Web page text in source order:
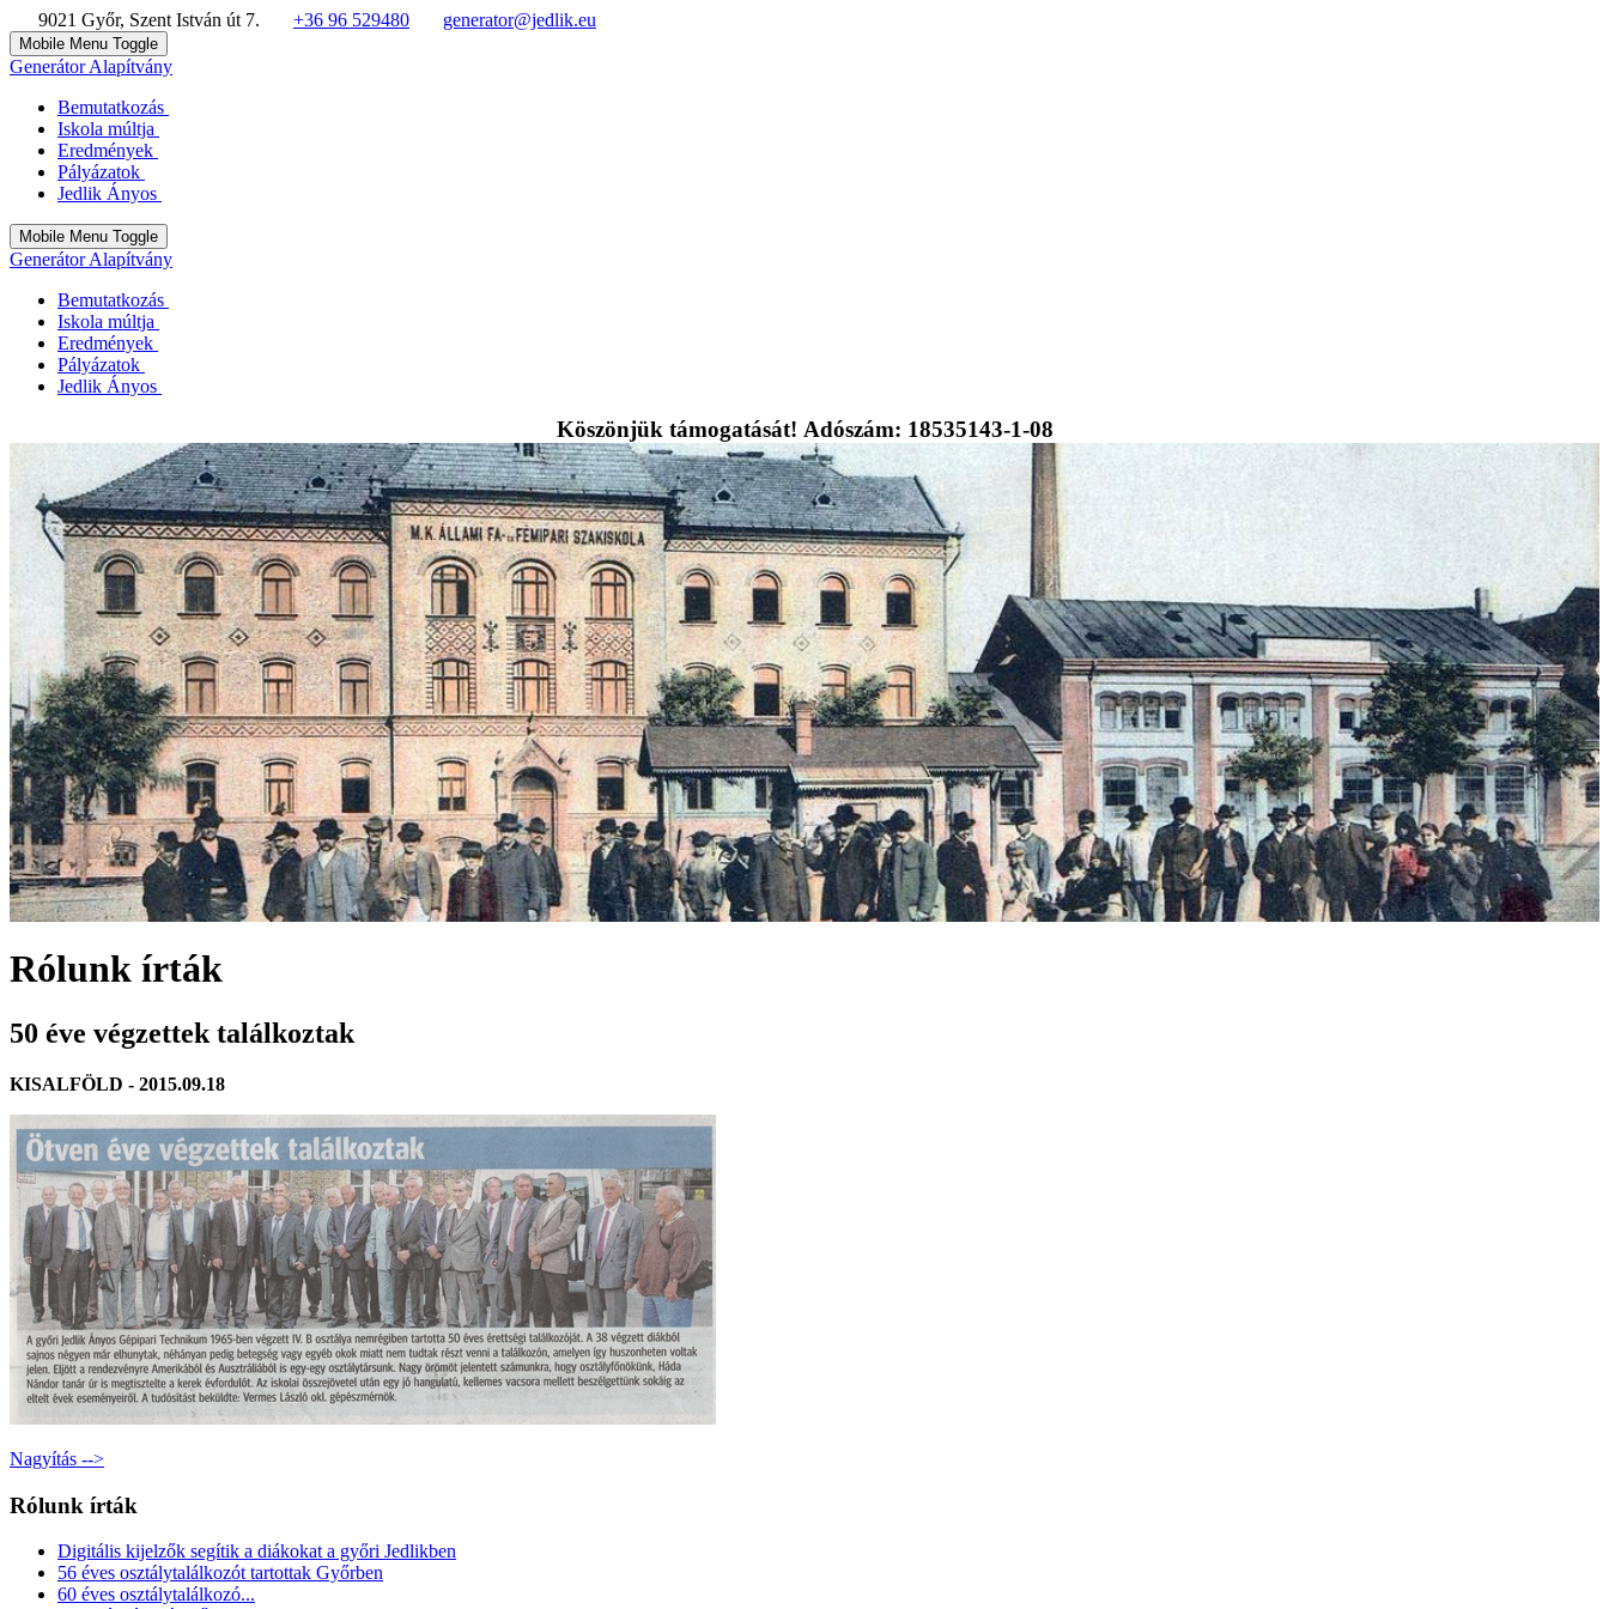
9021 Győr, Szent István út 7. +36 96 529480 generator@jedlik.eu
Mobile Menu Toggle
Generátor Alapítvány
Bemutatkozás
Iskola múltja
Eredmények
Pályázatok
Jedlik Ányos
Mobile Menu Toggle
Generátor Alapítvány
Bemutatkozás
Iskola múltja
Eredmények
Pályázatok
Jedlik Ányos
Köszönjük támogatását! Adószám: 18535143-1-08
Rólunk írták
50 éve végzettek találkoztak
KISALFÖLD - 2015.09.18
Nagyítás -->
Rólunk írták
Digitális kijelzők segítik a diákokat a győri Jedlikben
56 éves osztálytalálkozót tartottak Győrben
60 éves osztálytalálkozó...